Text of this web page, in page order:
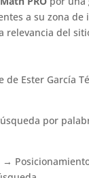
a su zona
relevancia del
Ester
por
→